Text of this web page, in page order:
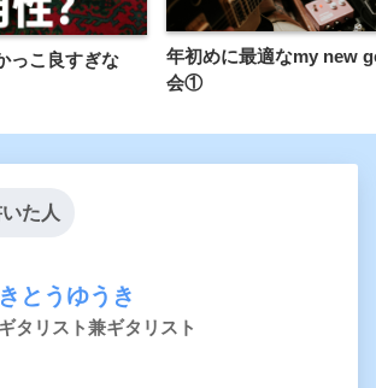
っこ良すぎな
年初めに最適なmy new
会①
た人
きとうゆうき
ギタリスト兼ギタリスト